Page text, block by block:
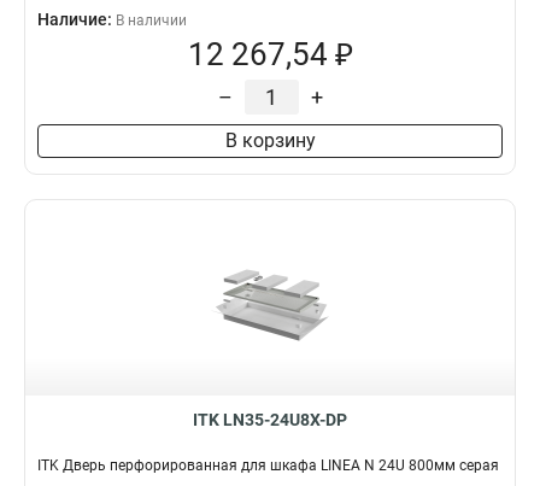
Наличие: В наличии
12 267,54 ₽
– +
В корзину
ITK LN35-24U8X-DP
ITK Дверь перфорированная для шкафа LINEA N 24U 800мм серая